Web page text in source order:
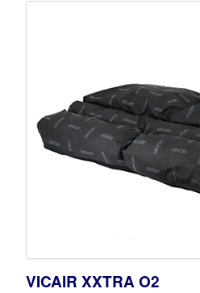
VICAIR XXTRA O2